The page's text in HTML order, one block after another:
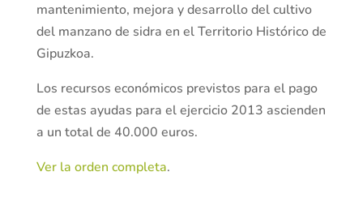
mantenimiento, mejora y desarrollo del cultivo
del manzano de sidra en el Territorio Histórico de
Gipuzkoa.
Los recursos económicos previstos para el pago
de estas ayudas para el ejercicio 2013 ascienden
a un total de 40.000 euros.
Ver la orden completa.